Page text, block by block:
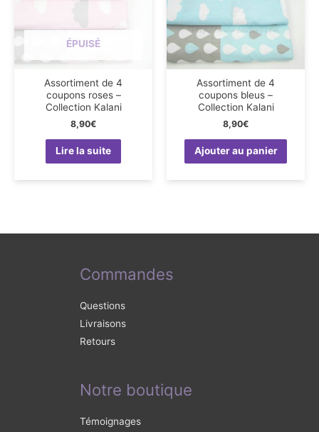
ÉPUISÉ
Assortiment de 4
coupons roses –
Collection Kalani
8,90€
Lire la suite
Assortiment de 4
coupons bleus –
Collection Kalani
8,90€
Ajouter au panier
Commandes
Questions
Livraisons
Retours
Notre boutique
Témoignages